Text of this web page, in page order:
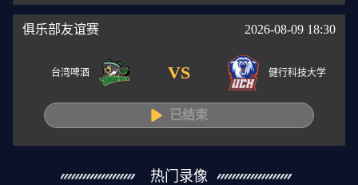
俱乐部友谊赛 2026-08-09 18:30
台湾啤酒 VS 健行科技大学
已结束
热门录像